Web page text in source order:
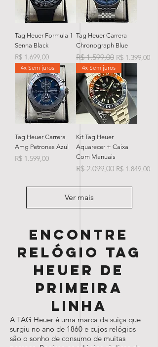
Tag Heuer Formula 1
Senna Black
Preço
R$ 1.699,00
Tag Heuer Carrera
Chronograph Blue
Preço normal
R$ 1.599,00 Preço
R$ 1.399,00
4x Sem juros
Tag Heuer Carrera
Amg Petronas Azul
Preço
R$ 1.599,00
4x Sem juros
Kit Tag Heuer
Aquarecer + Caixa
Com Manuais
Preço normal
R$ 2.099,00 Preço
R$ 1.849,00
Ver mais
Encontre
relógio TAG
Heuer de
primeira
linha
A TAG Heuer é uma marca da suíça que
surgiu no ano de 1860 e cujos relógios
são o sonho de consumo de muitas